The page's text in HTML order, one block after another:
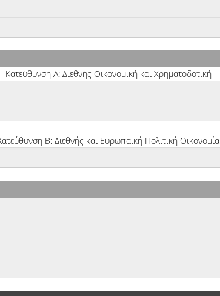
Κατεύθυνση Α: Διεθνής Οικονομική και Χρηματοδοτική
Β: Διεθνής και Ευρωπαϊκή Πολιτική Οικονομία